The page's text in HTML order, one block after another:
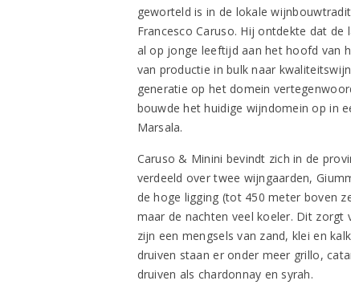
geworteld is in de lokale
Francesco Caruso. Hij ontdekte dat
al op jonge leeftijd aan het hoofd van
van productie in bulk naar
generatie op het domein
bouwde het huidige wijndomein op in
Marsala.
Caruso & Minini bevindt zich in de
verdeeld over twee wijngaarden,
de hoge ligging (tot 450 meter boven
maar de nachten veel koeler. Dit zorgt
zijn een mengsels van zand, klei en
druiven staan er onder meer grillo,
druiven als chardonnay en syrah.